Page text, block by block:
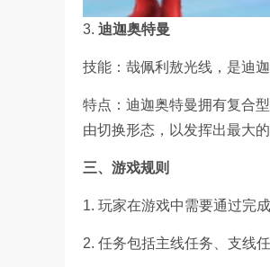
3. 迪迦奥特曼
技能：哉佩利敖光线，是迪
特点：迪迦奥特曼拥有复合
由切换形态，以发挥出最大的
三、游戏规则
1. 玩家在游戏中需要通过完
2. 任务包括主线任务、支线